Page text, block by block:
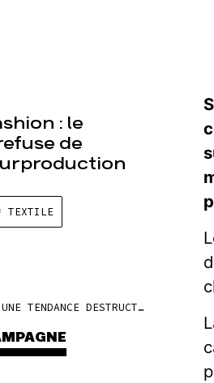
: le
de
TEXTILE
MODE : UNE TENDANCE DESTRUCTRICE